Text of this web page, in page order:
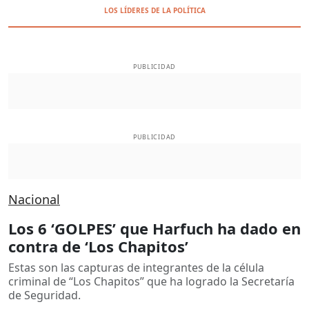
LOS LÍDERES DE LA POLÍTICA
PUBLICIDAD
PUBLICIDAD
Nacional
Los 6 ‘GOLPES’ que Harfuch ha dado en
contra de ‘Los Chapitos’
Estas son las capturas de integrantes de la célula
criminal de “Los Chapitos” que ha logrado la Secretaría
de Seguridad.